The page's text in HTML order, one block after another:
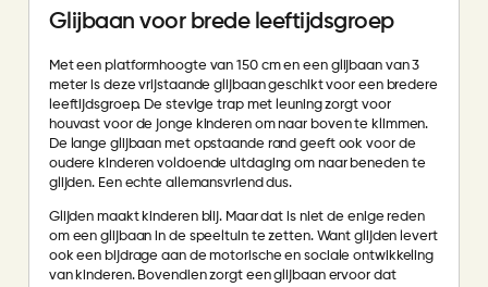
Glijbaan voor brede leeftijdsgroep
Met een platformhoogte van 150 cm en een glijbaan van 3
meter is deze vrijstaande glijbaan geschikt voor een bredere
leeftijdsgroep. De stevige trap met leuning zorgt voor
houvast voor de jonge kinderen om naar boven te klimmen.
De lange glijbaan met opstaande rand geeft ook voor de
oudere kinderen voldoende uitdaging om naar beneden te
glijden. Een echte allemansvriend dus.
Glijden maakt kinderen blij. Maar dat is niet de enige reden
om een glijbaan in de speeltuin te zetten. Want glijden levert
ook een bijdrage aan de motorische en sociale ontwikkeling
van kinderen. Bovendien zorgt een glijbaan ervoor dat